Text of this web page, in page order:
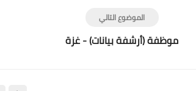
الموضوع التالي
موظفة (أرشفة بيانات) - غزة